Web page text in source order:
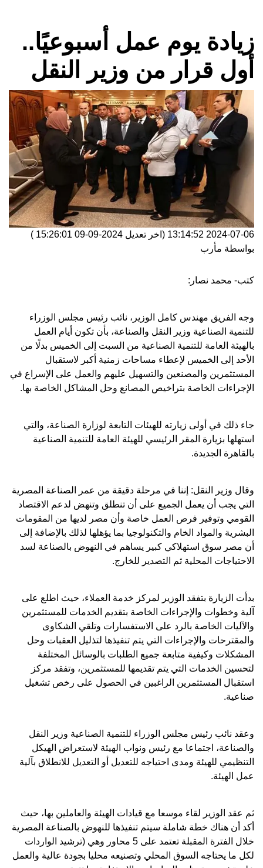
زيادة يوم عمل أسبوعيًا..
أول قرار من وزير النقل
2024-07-06 13:14:52 (اخر تعديل 2024-09-09 15:26:01
)
بواسطة مأرب
كتب- محمد نصار:
وجه الفريق مهندس كامل الوزير، نائب رئيس مجلس الوزراء
للتنمية الصناعية وزير النقل والصناعة، بأن تكون أيام العمل
بالهيئة العامة للتنمية الصناعية من السبت إلى الخميس بدلًا من
الأحد إلى الخميس لإعطاء مساحات زمنية أكبر لاستقبال
المستثمرين والمصنعين والتسهيل عليهم والعمل على الإسراع في
الإجراءات الخاصة بتراخيص المصانع وحل المشاكل الخاصة بها.
جاء ذلك في أولى زيارته للهيئات التابعة لوزارة الصناعة، والتي
استهلها بزيارة المقر الرئيسي للهيئة العامة للتنمية الصناعية
بالقاهرة الجديدة.
وقال وزير النقل: إننا في مرحلة دقيقة من عمر الصناعة المصرية
التي يجب أن يعمل الجميع على أن تنطلق وتنهض لدعم الاقتصاد
القومي وتوفير فرص العمل خاصة وأن مصر لديها من المقومات
البشرية والمواد الخام والتكنولوجيا بما يؤهلها لذلك بالإضافة إلى
أن مصر سوق استهلاكي كبير يساهم في النهوض بالصناعة لسد
الاحتياجات المحلية ثم التصدير للخارج.
بدأت الزيارة بتفقد الوزير لمركز خدمة العملاء، حيث اطلع على
آلية وخطوات والإجراءات الخاصة بتقديم الخدمات للمستثمرين
والآليات الخاصة بالرد على الاستفسارات وتلقي الشكاوى
والمقترحات والإجراءات التي يتم تنفيذها لتذليل العقبات وحل
المشكلات وكيفية متابعة جميع الطلبات بالوسائل المختلفة
لتحسين الخدمات التي يتم تقديمها للمستثمرين، وتفقد مركز
استقبال المستثمرين الراغبين في الحصول على رخص تشغيل
صناعية.
وعقد نائب رئيس مجلس الوزراء للتنمية الصناعية وزير النقل
والصناعة، اجتماعا مع رئيس ونواب الهيئة لاستعراض الهيكل
التنظيمي للهيئة ومدى احتياجه للتعديل أو التعديل للانطلاق بآلية
عمل الهيئة.
ثم عقد الوزير لقاء موسعا مع قيادات الهيئة والعاملين بها، حيث
أكد أن هناك خطة شاملة سيتم تنفيذها للنهوض بالصناعة المصرية
خلال الفترة المقبلة تعتمد على 5 محاور وهي (ترشيد الواردات
لكل ما يحتاجه السوق المحلي وتصنيعه محليا بجودة عالية والعمل